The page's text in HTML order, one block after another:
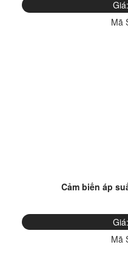
Giá:
Mã
Cảm biến áp
Giá:
Mã